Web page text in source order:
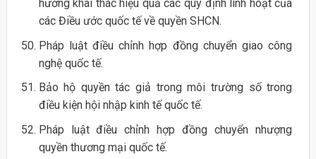
hướng khai thác hiệu quả các quy định linh hoạt của
các Điều ước quốc tế về quyền SHCN.
Pháp luật điều chỉnh hợp đồng chuyển giao công
nghệ quốc tế.
Bảo hộ quyền tác giả trong môi trường số trong
điều kiện hội nhập kinh tế quốc tế.
Pháp luật điều chỉnh hợp đồng chuyển nhượng
quyền thương mại quốc tế.